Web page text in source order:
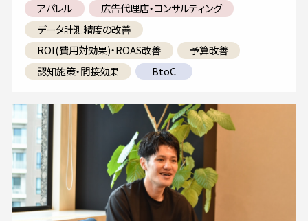
アパレル
広告代理店・コンサルティング
データ計測精度の改善
ROI(費用対効果)・ROAS改善
予算改善
認知施策・間接効果
BtoC